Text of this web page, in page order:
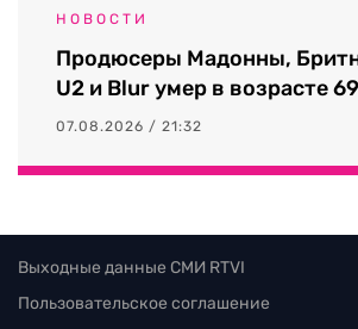
НОВОСТИ
Продюсеры Мадонны,
U2 и Blur умер в возрасте
07.08.2026 / 21:32
Выходные данные СМИ RTVI
Пользовательское соглашение